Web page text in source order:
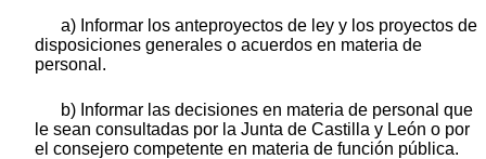
a) Informar los anteproyectos de ley y los proyectos de
disposiciones generales o acuerdos en materia de
personal.
b) Informar las decisiones en materia de personal que
le sean consultadas por la Junta de Castilla y León o por
el consejero competente en materia de función pública.